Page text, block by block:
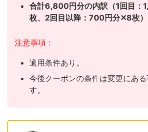
合計6,800円分の内訳（1回目：
枚、 2回目以降：700円分✕8枚）
注意事項：
適用条件あり。
今後クーポンの条件は変更にあ
す。